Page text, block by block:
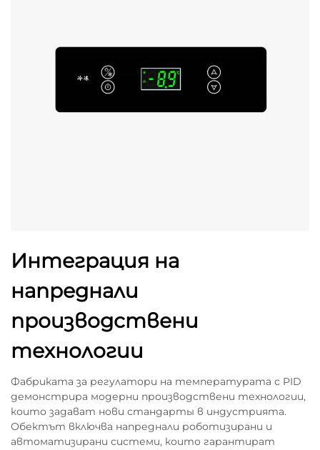
Интеграция на
напреднали
производствени
технологии
Фабриката за регулатори на температурата с PID
демонстрира модерни производствени технологии,
които задават нови стандарты в индустрията.
Обектът включва напреднали роботизирани и
автоматизирани системи, които гарантират